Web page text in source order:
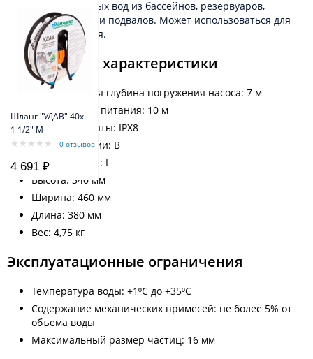
Шланг "УДАВ" 40х
1 1/2" M
0 отзывов
4 691 ₽
слегка загрязненных вод из бассейнов, резервуаров,
погребов, канав или подвалов. Может использоваться для
полива и орошения.
Технические характеристики
Максимальная глубина погружения насоса: 7 м
Длина кабеля питания: 10 м
Степень защиты: IPX8
Класс изоляции: B
Класс защиты: I
Высота: 340 мм
Ширина: 460 мм
Длина: 380 мм
Вес: 4,75 кг
Эксплуатационные ограничения
Температура воды: +1⁰С до +35⁰С
Содержание механических примесей: не более 5% от
объема воды
Максимальный размер частиц: 16 мм